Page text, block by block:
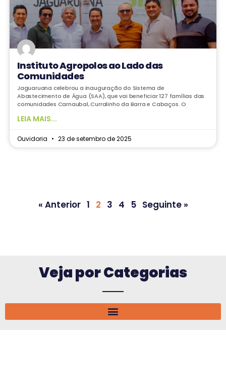
Instituto Agropolos ao Lado das
Comunidades
Jaguaruana celebrou a inauguração do Sistema de
Abastecimento de Água (SAA), que vai beneficiar 127 famílias das
comunidades Carnaubal, Curralinho da Barra e Cabaços. O
LEIA MAIS...
Ouvidoria 23 de setembro de 2025
« Anterior 1 2 3 4 5 Seguinte »
Veja por Categorias